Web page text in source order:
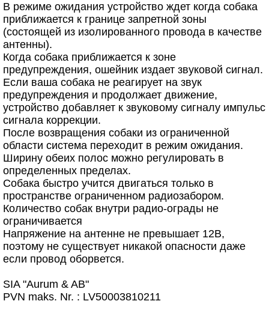
В режиме ожидания устройство ждет когда собака
приближается к границе запретной зоны
(состоящей из изолированного провода в качестве
антенны).
Когда собака приближается к зоне
предупреждения, ошейник издает звуковой сигнал.
Если ваша собака не реагирует на звук
предупреждения и продолжает движение,
устройство добавляет к звуковому сигналу импульс
сигнала коррекции.
После возвращения собаки из ограниченной
области система переходит в режим ожидания.
Ширину обеих полос можно регулировать в
определенных пределах.
Собака быстро учится двигаться только в
пространстве ограниченном радиозабором.
Количество собак внутри радио-ограды не
ограничивается
Напряжение на антенне не превышает 12В,
поэтому не существует никакой опасности даже
если провод оборвется.
SIA "Aurum & AB"
PVN maks. Nr. : LV50003810211